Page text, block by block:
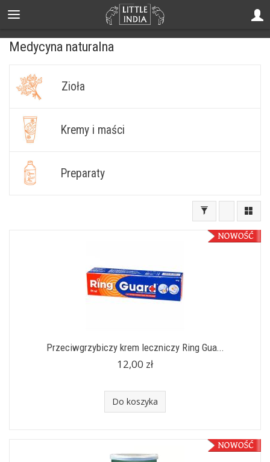
Medycyna naturalna
Zioła
Kremy i maści
Preparaty
Przeciwgrzybiczy krem leczniczy Ring Gua...
12,00 zł
Do koszyka